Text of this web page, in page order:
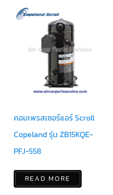
น้ำยา
แอร์/
น้ำยา
ล้าง
ระบบ/
น้ำมัน
คอมเพรสเซอร์
อะไหล่
ใน
งาน
เตอร์
ดราย
แมก
เนติ
ก
คอมเพรสเซอร์แอร์ Scroll
Copeland รุ่น ZB15KQE-
PFJ-558
READ MORE